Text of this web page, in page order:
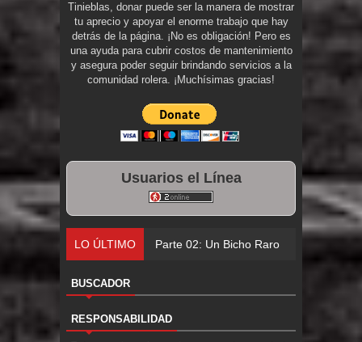
Tinieblas, donar puede ser la manera de mostrar
tu aprecio y apoyar el enorme trabajo que hay
detrás de la página. ¡No es obligación! Pero es
una ayuda para cubrir costos de mantenimiento
y asegura poder seguir brindando servicios a la
comunidad rolera. ¡Muchísimas gracias!
Usuarios el Línea
LO ÚLTIMO Parte 02: Un Bicho Raro
BUSCADOR
RESPONSABILIDAD